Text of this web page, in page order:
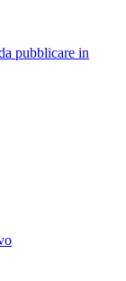
pubblicare in